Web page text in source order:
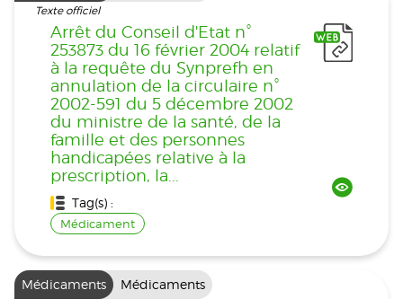
Texte officiel
Arrêt du Conseil d'Etat n°
253873 du 16 février 2004 relatif
à la requête du Synprefh en
annulation de la circulaire n°
2002-591 du 5 décembre 2002
du ministre de la santé, de la
famille et des personnes
handicapées relative à la
prescription, la...
Tag(s) :
Médicament
Médicaments Médicaments